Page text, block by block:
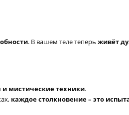
. В вашем теле теперь живёт
мистические техники.
каждое столкновение – это